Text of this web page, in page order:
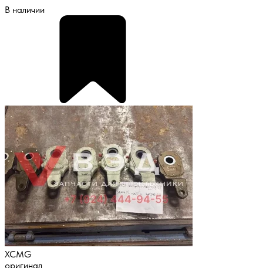
В наличии
XCMG
оригинал